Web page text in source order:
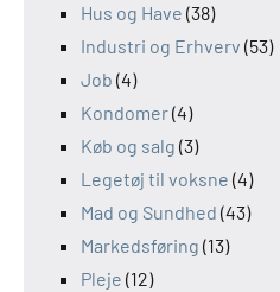
Hus og Have (38)
Industri og Erhverv (53)
Job (4)
Kondomer(4)
Køb og salg (3)
Legetøj til voksne (4)
Mad og Sundhed (43)
Markedsføring (13)
Pleje (12)